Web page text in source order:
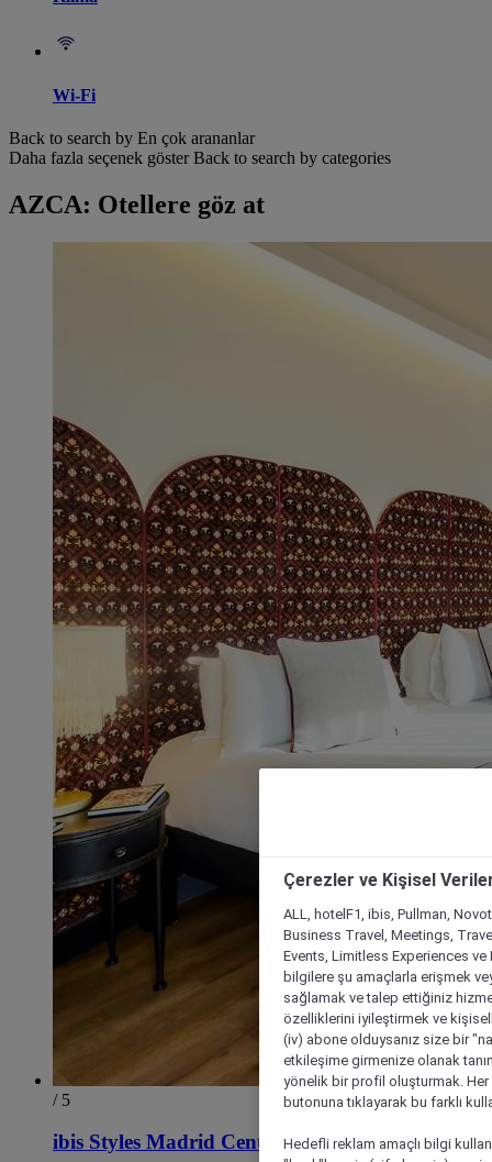
Wi-Fi
Back to search by En çok arananlar
Daha fazla seçenek göster Back to search by categories
AZCA: Otellere göz at
/ 5
ibis Styles Madrid Centro Maravillas
Çerezler ve Kişisel
ALL, hotelF1, ibis, Pullman,
Business Travel, Meetings,
Events, Limitless Experiences
bilgilere şu amaçlarla erişmek
sağlamak ve talep ettiğiniz
özelliklerini iyileştirmek ve
(iv) abone olduysanız size bir
etkileşime girmenize olanak
yönelik bir profil oluşturmak.
butonuna tıklayarak bu farklı
Hedefli reklam amaçlı bilgi